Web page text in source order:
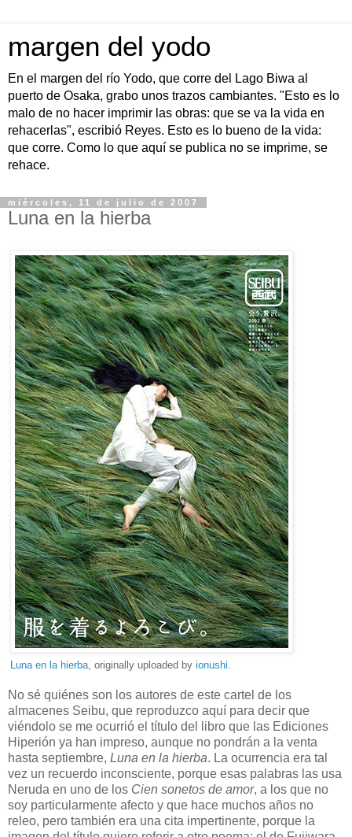
margen del yodo
En el margen del río Yodo, que corre del Lago Biwa al
puerto de Osaka, grabo unos trazos cambiantes. "Esto es lo
malo de no hacer imprimir las obras: que se va la vida en
rehacerlas", escribió Reyes. Esto es lo bueno de la vida:
que corre. Como lo que aquí se publica no se imprime, se
rehace.
miércoles, 11 de julio de 2007
Luna en la hierba
Luna en la hierba , originally uploaded by ionushi
No sé quiénes son los autores de este cartel de los
almacenes Seibu, que reproduzco aquí para decir que
viéndolo se me ocurrió el título del libro que las Ediciones
Hiperión ya han impreso, aunque no pondrán a la venta
hasta septiembre, Luna en la hierba. La ocurrencia era tal
vez un recuerdo inconsciente, porque esas palabras las usa
Neruda en uno de los Cien sonetos de amor, a los que no
soy particularmente afecto y que hace muchos años no
releo, pero también era una cita impertinente, porque la